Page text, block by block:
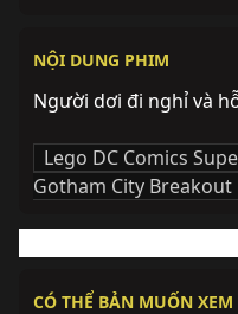
NỘI DUNG PHIM
Người dơi đi nghỉ và
Lego DC Comics
Gotham City Breakout
CÓ THỂ BẢN MUỐN XEM